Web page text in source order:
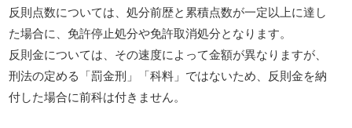
反則点数については、処分前歴と累積点数が一定以上に達し
た場合に、免許停止処分や免許取消処分となります。
反則金については、その速度によって金額が異なりますが、
刑法の定める「罰金刑」「科料」ではないため、反則金を納
付した場合に前科は付きません。